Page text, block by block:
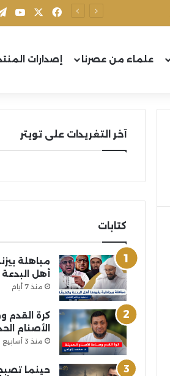
فيسبوك
علماء من عصرنا إصدارات
آخر التغريدات على تويتر
كتابات
مباهلة
أهل البدعة
منذ 7 أيام
كرة القدم
الأصنام
منذ 3 أسابيع
حينما